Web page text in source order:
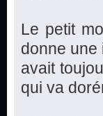
Le petit
donne une
avait
qui va